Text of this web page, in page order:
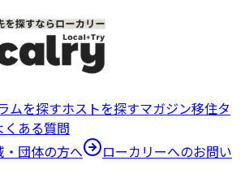
ムを探すホストを探すマガジン移住タ
くある質問
団体の方へ
ローカリーへのお問い